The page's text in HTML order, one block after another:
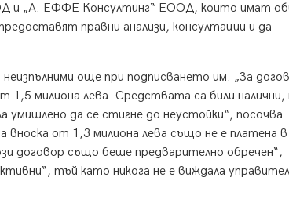
и „А. ЕФФЕ Консултинг“ ЕООД, които имат
правни анализи, консултации и да
още при подписването им. „За
1,5 милиона лева. Средствата са били налични,
умишлено да се стигне до неустойки“, посочва
от 1,3 милиона лева също не е платена в
договор също беше предварително обречен“,
тъй като никога не е виждала